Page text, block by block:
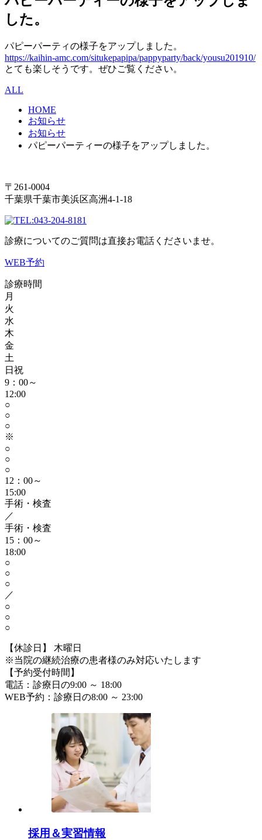
した。
パピーパーティの様子をアップしました。
https://kaihin-amc.com/situkepapipa/pappyparty/back/yousu201910/
とても楽しそうです。ぜひご覧ください。
ALL
HOME
お知らせ
お知らせ
パピーパーティーの様子をアップしました。
〒261-0004
千葉県千葉市美浜区高洲4-1-18
043-204-8181
診療についてのご質問は直接お電話くださいませ。
WEB予約
診療時間
月
火
水
木
金
土
日祝
9：00～
12:00
○
○
○
※
○
○
○
12：00～
15:00
手術・検査
／
手術・検査
15：00～
18:00
○
○
○
／
○
○
○
【休診日】 木曜日
※当院の継続治療の患者様のみ対応いたします
【予約受付時間】
電話：診療日の9:00 ～ 18:00
WEB予約：診療日の8:00 ～ 23:00
採用＆実習情報